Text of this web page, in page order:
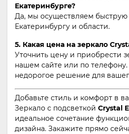
Екатеринбурге?
Да, мы осуществляем быструю
Екатеринбургу и области.
5. Какая цена на зеркало
Уточнить цену и приобрести
нашем сайте или по
недорогое решение для
Добавьте стиль и комфорт в
Зеркало с подсветкой Crystal
идеальное сочетание
дизайна. Закажите прямо